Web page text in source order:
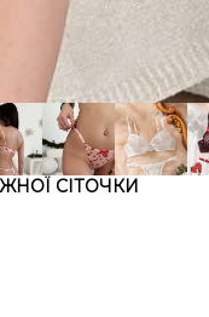
СІТОЧКИ